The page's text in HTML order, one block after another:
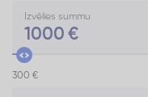
Izvēlies summu
1000 €
300 €